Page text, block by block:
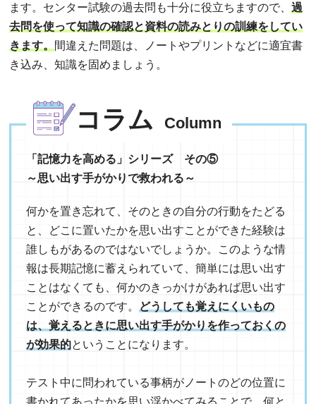
ます。センター試験の過去問も十分に役立ちますので、過
去問を使って知識の確認と資料の読みとりの訓練をしてい
きます。 間違えた問題は、ノートやプリントなどに適宜書
き込み、知識を固めましょう。
コラム Column
「記憶力を高める」シリーズ その⑤
～思い出す手がかりで救われる～
何かを置き忘れて、そのときの自分の行動をたどる
と、どこに置いたかを思い出すことができた経験は
誰しもがあるのではないでしょうか。このような情
報は長期記憶に蓄えられていて、簡単には思い出す
ことはなくても、何かのきっかけがあれば思い出す
ことができるのです。 どうしても覚えにくいもの
は、覚えるときに思い出す手がかりを作っておくの
が効果的ということになります。
テスト中に問われている事柄がノートのどの位置に
書かれてあったかを思い浮かべてみることで、何と